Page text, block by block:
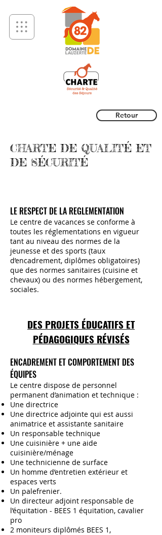
Retour
CHARTE DE QUALITÉ ET
DE SÉCURITÉ
LE RESPECT DE LA REGLEMENTATION
Le centre de vacances se conforme à
toutes les réglementations en vigueur
tant au niveau des normes de la
jeunesse et des sports (taux
d’encadrement, diplômes obligatoires)
que des normes sanitaires (cuisine et
chevaux) ou des normes hébergement,
sociales.
DES PROJETS ÉDUCATIFS ET
PÉDAGOGIQUES RÉVISÉS
ENCADREMENT ET COMPORTEMENT DES
ÉQUIPES
Le centre dispose de personnel
permanent d’animation et technique :
Une directrice
Une directrice adjointe qui est aussi
animatrice et assistante sanitaire
Un responsable technique
Une cuisinière + une aide
cuisinière/ménage
Une technicienne de surface
Un homme d’entretien extérieur et
espaces verts
Un palefrenier.
Un directeur adjoint responsable de
l’équitation - BEES 1 équitation, cavalier
pro
2 moniteurs diplômés BEES 1,